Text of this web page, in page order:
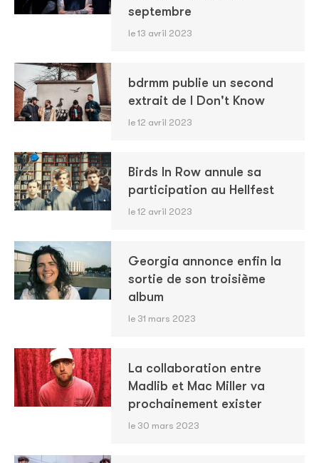
septembre
le 13 avril 2023
bdrmm publie un second
extrait de I Don't Know
le 12 avril 2023
Birds In Row annule sa
participation au Hellfest
le 12 avril 2023
Georgia annonce enfin la
sortie de son troisième
album
le 31 mars 2023
La collaboration entre
Madlib et Mac Miller va
prochainement exister
le 30 mars 2023